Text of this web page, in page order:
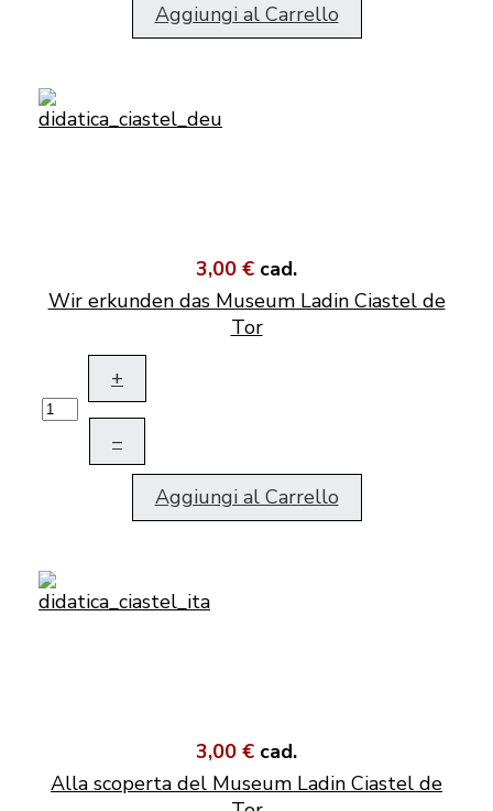
Aggiungi al Carrello
3,00 € cad.
Wir erkunden das Museum Ladin Ciastel de
Tor
+
–
Aggiungi al Carrello
3,00 € cad.
Alla scoperta del Museum Ladin Ciastel de